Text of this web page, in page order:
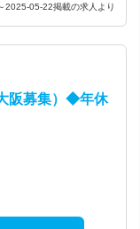
2025-05-22掲載の求人より
阪募集）◆年休